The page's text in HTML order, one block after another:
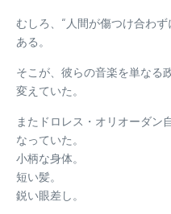
むしろ、“人間が傷つけ合わ
ある。
そこが、彼らの音楽を単なる
変えていた。
またドロレス・オリオーダン
なっていた。
小柄な身体。
短い髪。
鋭い眼差し。